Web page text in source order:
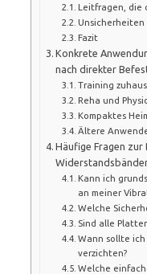
Leitfragen, die
Unsicherheiten
Fazit
Konkrete
nach direkter
Training
Reha und
Kompaktes
Ältere
Häufige Fragen zur
Kann ich
an meiner
Welche
Sind alle
Wann sollte
verzichten?
Welche